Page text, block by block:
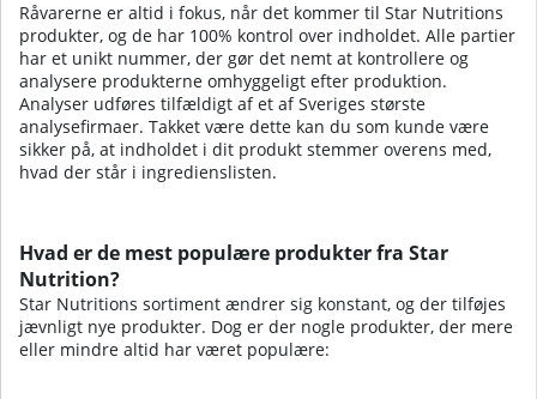
Råvarerne er altid i fokus, når det kommer til Star Nutritions
produkter, og de har 100% kontrol over indholdet. Alle partier
har et unikt nummer, der gør det nemt at kontrollere og
analysere produkterne omhyggeligt efter produktion.
Analyser udføres tilfældigt af et af Sveriges største
analysefirmaer. Takket være dette kan du som kunde være
sikker på, at indholdet i dit produkt stemmer overens med,
hvad der står i ingredienslisten.
Hvad er de mest populære produkter fra Star
Nutrition?
Star Nutritions sortiment ændrer sig konstant, og der tilføjes
jævnligt nye produkter. Dog er der nogle produkter, der mere
eller mindre altid har været populære: